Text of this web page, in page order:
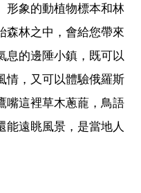
形象的動植物標本和林
森林之中，會給您帶來
息的邊陲小鎮，既可以
情，又可以體驗俄羅斯
嘴這裡草木蔥蘢，鳥語
能遠眺風景，是當地人